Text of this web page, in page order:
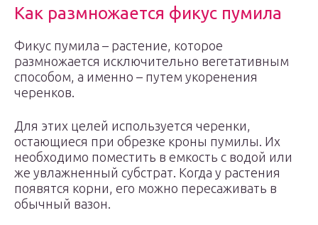
Как размножается фикус пумила
Фикус пумила – растение, которое
размножается исключительно вегетативным
способом, а именно – путем укоренения
черенков.
Для этих целей используется черенки,
остающиеся при обрезке кроны пумилы. Их
необходимо поместить в емкость с водой или
же увлажненный субстрат. Когда у растения
появятся корни, его можно пересаживать в
обычный вазон.